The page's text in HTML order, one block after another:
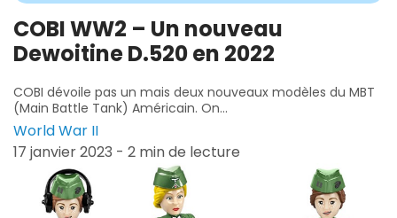
COBI WW2 – Un nouveau
Dewoitine D.520 en 2022
COBI dévoile pas un mais deux nouveaux modèles du MBT
(Main Battle Tank) Américain. On...
World War II
17 janvier 2023 - 2 min de lecture